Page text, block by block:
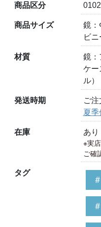
商品区分
商品サイズ
鏡
ビ
材質
鏡：
ケー
ル）
発送時期
ご
夏季
在庫 あり
※実
ご確
タグ